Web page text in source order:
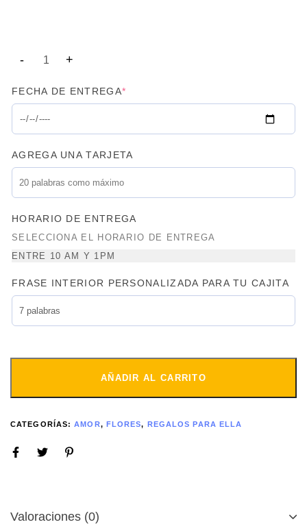
FECHA DE ENTREGA*
AGREGA UNA TARJETA
HORARIO DE ENTREGA
SELECCIONA EL HORARIO DE ENTREGA
ENTRE 10 AM Y 1PM
FRASE INTERIOR PERSONALIZADA PARA TU CAJITA
AÑADIR AL CARRITO
CATEGORÍAS:AMOR, FLORES, REGALOS PARA ELLA
Valoraciones (0)